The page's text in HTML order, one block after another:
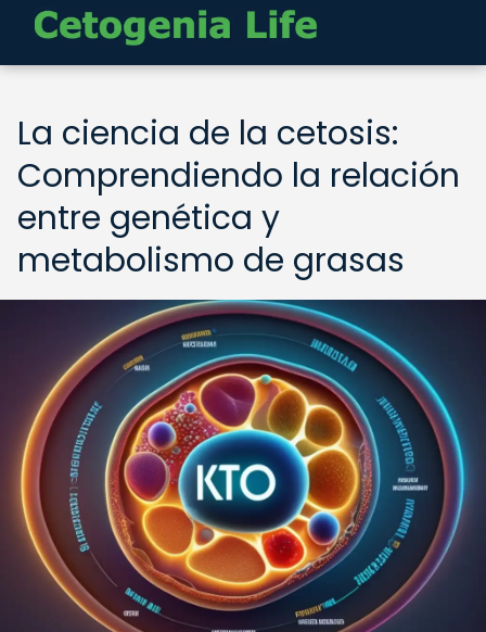
La ciencia de la cetosis:
Comprendiendo la relación
entre genética y
metabolismo de grasas